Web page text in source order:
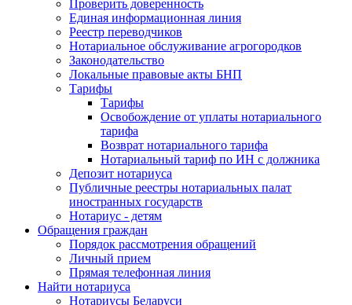
Проверить доверенность
Единая информационная линия
Реестр переводчиков
Нотариальное обслуживание агрогородков
Законодательство
Локальные правовые акты БНП
Тарифы
Тарифы
Освобождение от уплаты нотариального
тарифа
Возврат нотариального тарифа
Нотариальный тариф по ИН с должника
Депозит нотариуса
Публичные реестры нотариальных палат
иностранных государств
Нотариус - детям
Обращения граждан
Порядок рассмотрения обращений
Личный прием
Прямая телефонная линия
Найти нотариуса
Нотариусы Беларуси